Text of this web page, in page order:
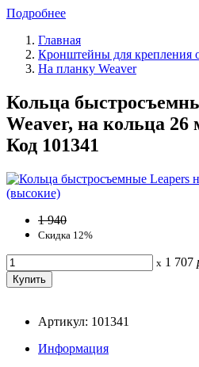
Подробнее
Главная
Кронштейны для крепления
На планку Weaver
Кольца
Weaver, на кольца
Код 101341
1 940
Скидка 12%
x 1 707
Артикул: 101341
Информация